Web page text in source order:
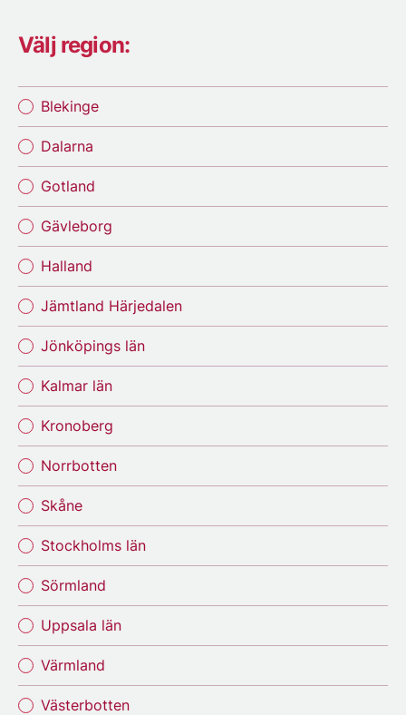
Välj region:
Blekinge
Dalarna
Gotland
Gävleborg
Halland
Jämtland Härjedalen
Jönköpings län
Kalmar län
Kronoberg
Norrbotten
Skåne
Stockholms län
Sörmland
Uppsala län
Värmland
Västerbotten